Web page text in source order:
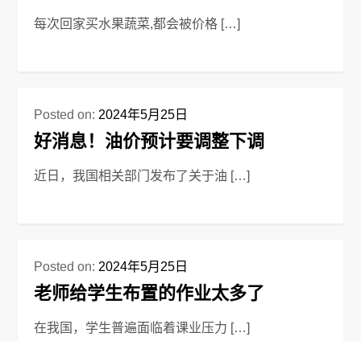
每次回家买水果蔬菜,都会被价格 […]
Posted on: 2024年5月25日
好消息！油价预计要调整下调
近日，我国相关部门发布了关于油 […]
Posted on: 2024年5月25日
老师给学生布置的作业太多了
在我国，学生普遍面临着课业压力 […]